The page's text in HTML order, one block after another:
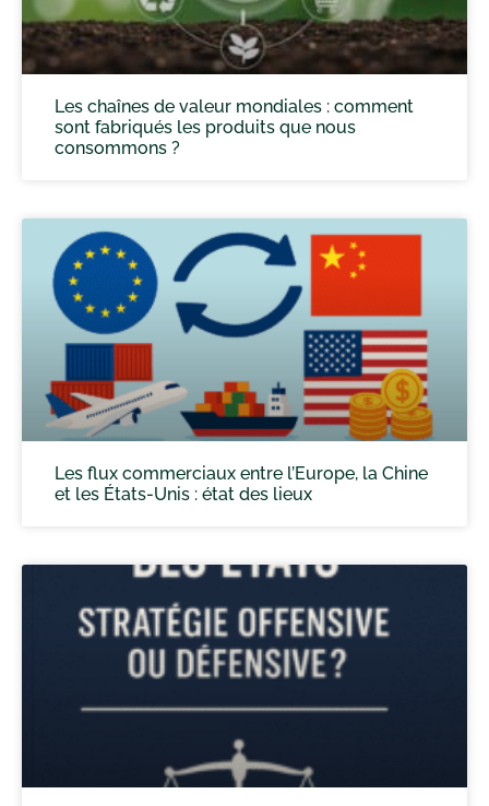
Les chaînes de valeur mondiales : comment
sont fabriqués les produits que nous
consommons ?
Les flux commerciaux entre l’Europe, la Chine
et les États-Unis : état des lieux